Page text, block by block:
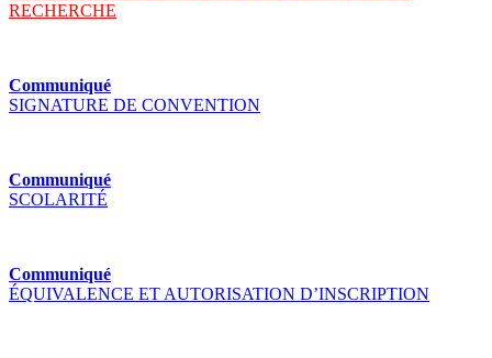
RECHERCHE
Communiqué
SIGNATURE DE CONVENTION
Communiqué
SCOLARITÉ
Communiqué
ÉQUIVALENCE ET AUTORISATION D’INSCRIPTION